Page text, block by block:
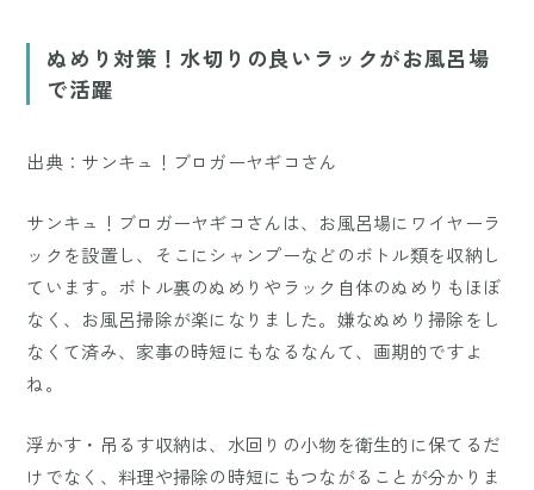
ぬめり対策！水切りの良いラックがお風呂場
で活躍
出典：サンキュ！ブロガーヤギコさん
サンキュ！ブロガーヤギコさんは、お風呂場にワイヤーラ
ックを設置し、そこにシャンプーなどのボトル類を収納し
ています。ボトル裏のぬめりやラック自体のぬめりもほぼ
なく、お風呂掃除が楽になりました。嫌なぬめり掃除をし
なくて済み、家事の時短にもなるなんて、画期的ですよ
ね。
浮かす・吊るす収納は、水回りの小物を衛生的に保てるだ
けでなく、料理や掃除の時短にもつながることが分かりま